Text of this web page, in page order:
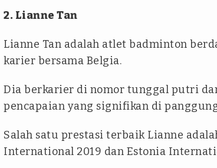
2. Lianne Tan
Lianne Tan adalah atlet badminton
karier bersama Belgia.
Dia berkarier di nomor tunggal putri
pencapaian yang signifikan di
Salah satu prestasi terbaik Lianne
International 2019 dan Estonia